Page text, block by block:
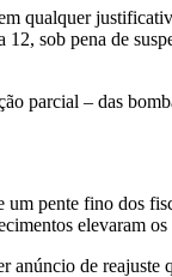
qualquer
sob pena de
parcial – das
pente fino dos
elevaram
anúncio de